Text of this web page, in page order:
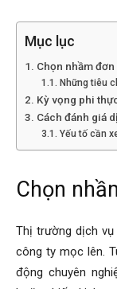
tham
Mục lục
Chọn nhầm
Những tiêu
Kỳ vọng phi
Cách đánh giá
Yếu tố cần
Chọn
Thị trường dịch
công ty mọc lên.
động chuyên